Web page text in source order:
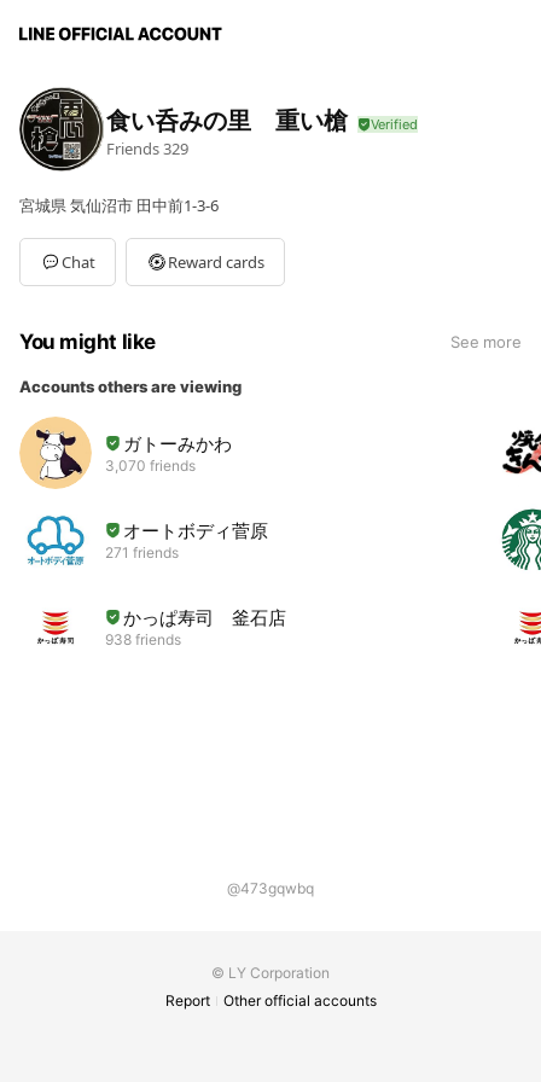
食い呑みの里 重い槍
Friends329
宮城県 気仙沼市 田中前1-3-6
Chat Reward cards
You might like See more
Accounts others are viewing
ガトーみかわ
3,070 friends
オートボディ菅原
271 friends
かっぱ寿司 釜石店
938 friends
@473gqwbq
© LY Corporation
Report
Other official accounts